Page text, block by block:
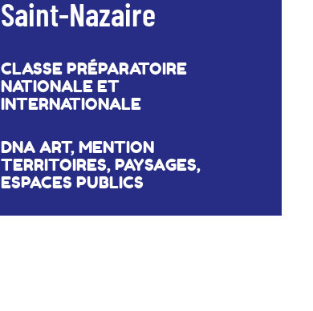
Saint-Nazaire
CLASSE PRÉPARATOIRE
NATIONALE ET
INTERNATIONALE
DNA ART, MENTION
TERRITOIRES, PAYSAGES,
ESPACES PUBLICS